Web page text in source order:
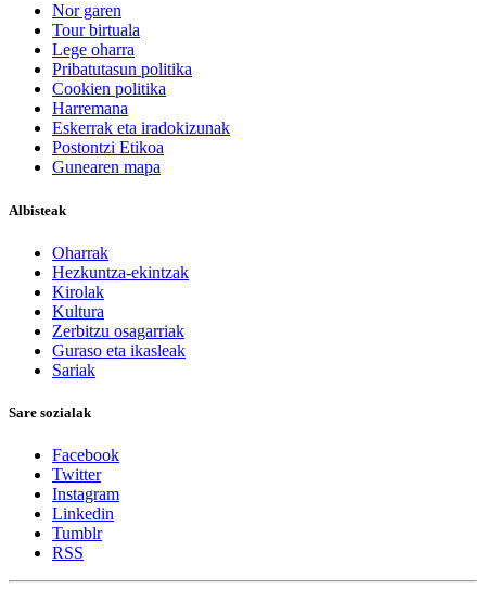
Nor garen
Tour birtuala
Lege oharra
Pribatutasun politika
Cookien politika
Harremana
Eskerrak eta iradokizunak
Postontzi Etikoa
Gunearen mapa
Albisteak
Oharrak
Hezkuntza-ekintzak
Kirolak
Kultura
Zerbitzu osagarriak
Guraso eta ikasleak
Sariak
Sare sozialak
Facebook
Twitter
Instagram
Linkedin
Tumblr
RSS